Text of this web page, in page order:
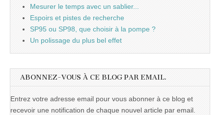
Mesurer le temps avec un sablier...
Espoirs et pistes de recherche
SP95 ou SP98, que choisir à la pompe ?
Un polissage du plus bel effet
ABONNEZ-VOUS À CE BLOG PAR EMAIL.
Entrez votre adresse email pour vous abonner à ce blog et
recevoir une notification de chaque nouvel article par email.